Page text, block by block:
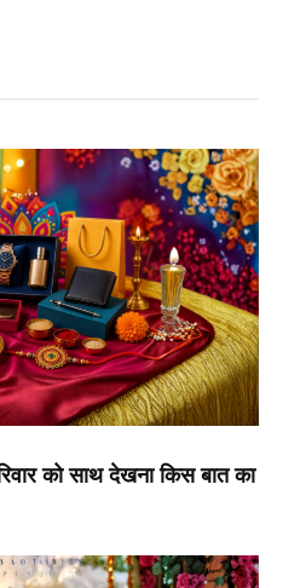
को साथ देखना किस बात का